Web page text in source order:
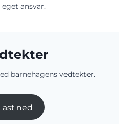
ansvar.
barnehagens vedtekter.
ned